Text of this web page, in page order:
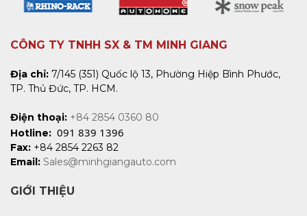
CÔNG TY TNHH SX & TM MINH GIANG
Địa chỉ: 7/145 (351) Quốc lộ 13, Phường Hiệp Bình Phước,
TP. Thủ Đức, TP. HCM.
Điện thoại: +84 2854 0360 80
Hotline: 091 839 1396
Fax: +84 2854 2263 82
Email: Sales@minhgiangauto.com
GIỚI THIỆU